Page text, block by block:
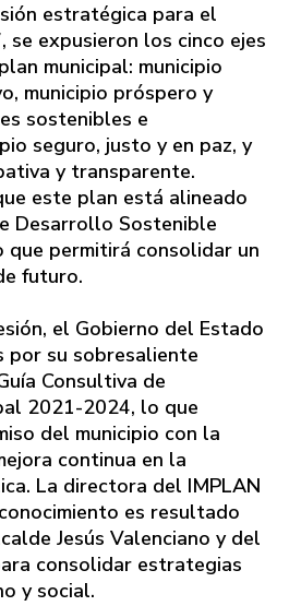
estratégica para el
expusieron los cinco ejes
municipal: municipio
municipio próspero y
sostenibles e
seguro, justo y en paz, y
y transparente.
este plan está alineado
Desarrollo Sostenible
que permitirá consolidar un
futuro.
el Gobierno del Estado
por su sobresaliente
Consultiva de
2021-2024, lo que
del municipio con la
continua en la
La directora del IMPLAN
es resultado
Jesús Valenciano y del
consolidar estrategias
y social.